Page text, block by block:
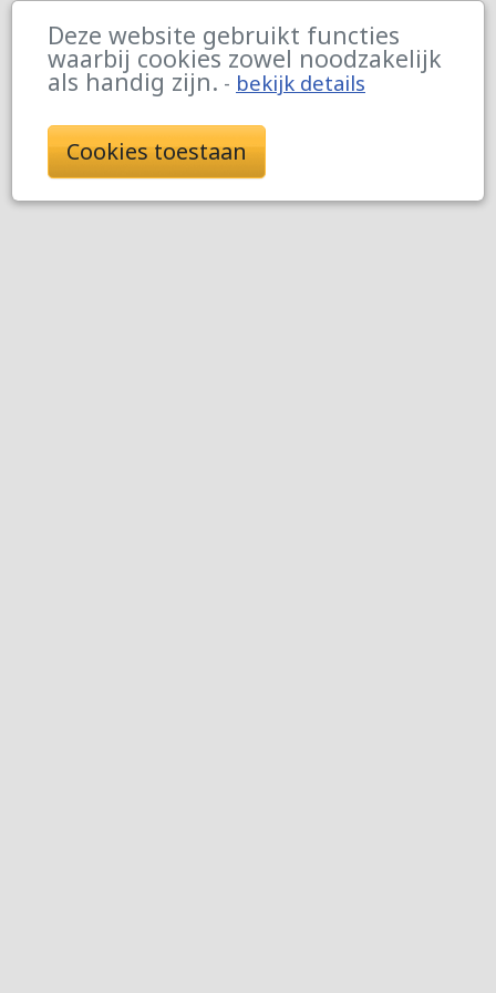
Deze website gebruikt functies
waarbij cookies zowel noodzakelijk
als handig zijn. - bekijk details
Cookies toestaan